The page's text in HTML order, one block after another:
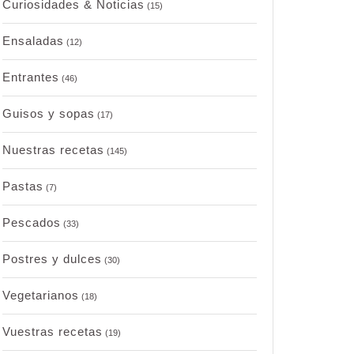
Curiosidades & Noticias (15)
Ensaladas (12)
Entrantes (46)
Guisos y sopas (17)
Nuestras recetas (145)
Pastas (7)
Pescados (33)
Postres y dulces (30)
Vegetarianos (18)
Vuestras recetas (19)